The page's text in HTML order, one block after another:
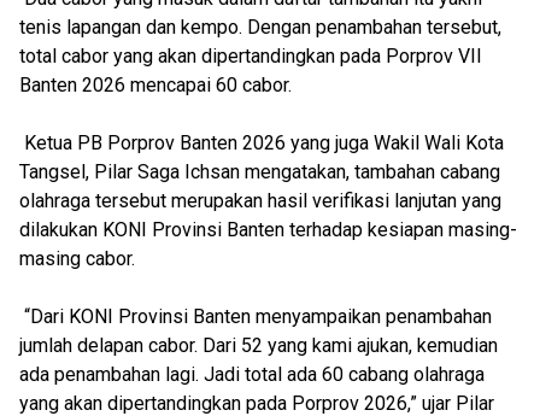
tenis lapangan dan kempo. Dengan penambahan tersebut,
total cabor yang akan dipertandingkan pada Porprov VII
Banten 2026 mencapai 60 cabor.
Ketua PB Porprov Banten 2026 yang juga Wakil Wali Kota
Tangsel, Pilar Saga Ichsan mengatakan, tambahan cabang
olahraga tersebut merupakan hasil verifikasi lanjutan yang
dilakukan KONI Provinsi Banten terhadap kesiapan masing-
masing cabor.
“Dari KONI Provinsi Banten menyampaikan penambahan
jumlah delapan cabor. Dari 52 yang kami ajukan, kemudian
ada penambahan lagi. Jadi total ada 60 cabang olahraga
yang akan dipertandingkan pada Porprov 2026,” ujar Pilar